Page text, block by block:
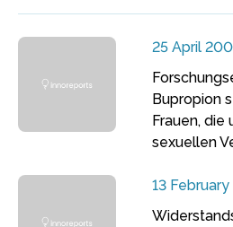
25 April
Bupropion
Frauen,
sexuellen
13